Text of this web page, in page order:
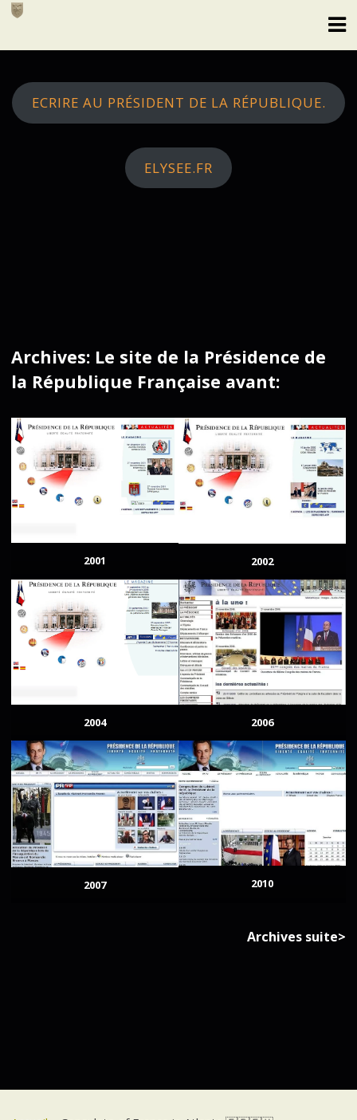
Skip
ECRIRE AU PRÉSIDENT DE LA RÉPUBLIQUE.
ELYSEE.FR
Archives: Le site de la Présidence de
la République Française avant:
2001 2002
2004 2006
2007 2010
Archives suite>